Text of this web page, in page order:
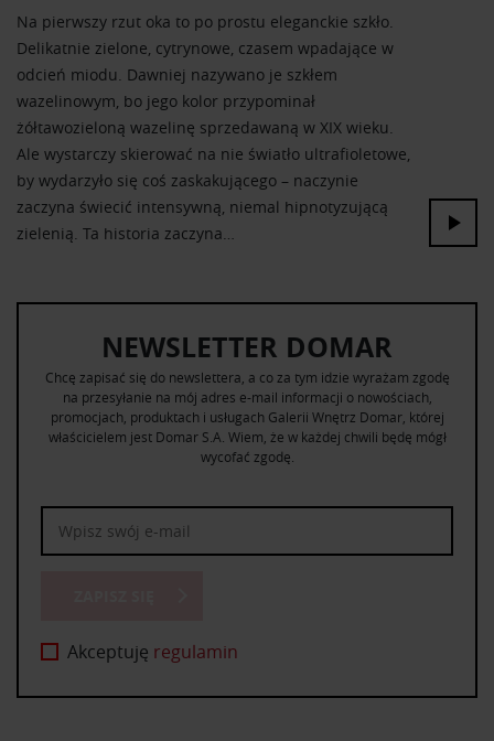
Na pierwszy rzut oka to po prostu eleganckie szkło.
Delikatnie zielone, cytrynowe, czasem wpadające w
odcień miodu. Dawniej nazywano je szkłem
wazelinowym, bo jego kolor przypominał
żółtawozieloną wazelinę sprzedawaną w XIX wieku.
Ale wystarczy skierować na nie światło ultrafioletowe,
by wydarzyło się coś zaskakującego – naczynie
zaczyna świecić intensywną, niemal hipnotyzującą
zielenią. Ta historia zaczyna…
NEWSLETTER DOMAR
Chcę zapisać się do newslettera, a co za tym idzie wyrażam zgodę
na przesyłanie na mój adres e-mail informacji o nowościach,
promocjach, produktach i usługach Galerii Wnętrz Domar, której
właścicielem jest Domar S.A. Wiem, że w każdej chwili będę mógł
wycofać zgodę.
Akceptuję regulamin